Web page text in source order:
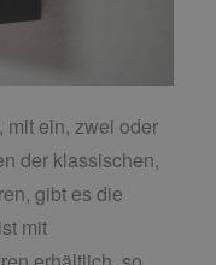
mit ein, zwei oder
der klassischen,
gibt es die
mit